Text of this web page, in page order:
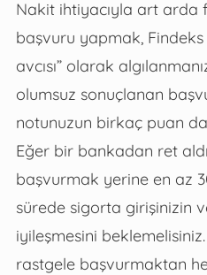
Nakit ihtiyacıyla art arda
başvuru yapmak,
avcısı” olarak
olumsuz sonuçlanan
notunuzun birkaç puan
Eğer bir bankadan ret
başvurmak yerine en az
sürede sigorta girişinizin
iyileşmesini
rastgele başvurmaktan